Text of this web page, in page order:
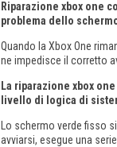
Riparazione xbox one
problema dello
Quando la Xbox One
ne impedisce il corretto
La riparazione xbox
livello di logica di
Lo schermo verde fisso
avviarsi, esegue una